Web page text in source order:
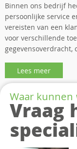
Binnen ons bedrijf
persoonlijke service
vereisten van een
voor verschillende
gegevensoverdracht,
Lees meer
Waar
Vraag